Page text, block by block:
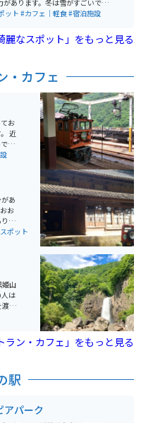
元でも大切に保護されており、
があります。冬は雪がすごいです
ット#カフェ｜軽食#宿泊施設
麗なスポット」をもっと見る
・カフェ
お
近
す
あ
お
ま
に
ポット
姫山
は
渡り
多
ラン・カフェ」をもっと見る
駅
アパーク